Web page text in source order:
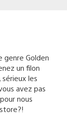
genre Golden
un filon
les
avez pas
nous